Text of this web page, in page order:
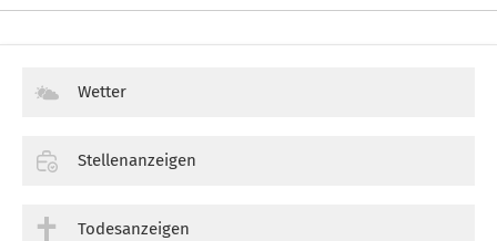
Wetter
Stellenanzeigen
Todesanzeigen